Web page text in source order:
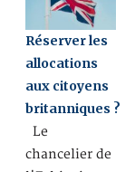
Réserver les
allocations
aux citoyens
britanniques ?
Le
chancelier de